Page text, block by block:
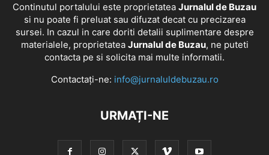
Continutul portalului este proprietatea Jurnalul de Buzau
si nu poate fi preluat sau difuzat decat cu precizarea
sursei. In cazul in care doriti detalii suplimentare despre
materialele, proprietatea Jurnalul de Buzau, ne puteti
contacta pe si solicita mai multe informatii.
Contactați-ne: info@jurnaluldebuzau.ro
URMAȚI-NE